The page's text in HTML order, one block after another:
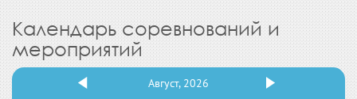
Календарь соревнований и
мероприятий
Август, 2026